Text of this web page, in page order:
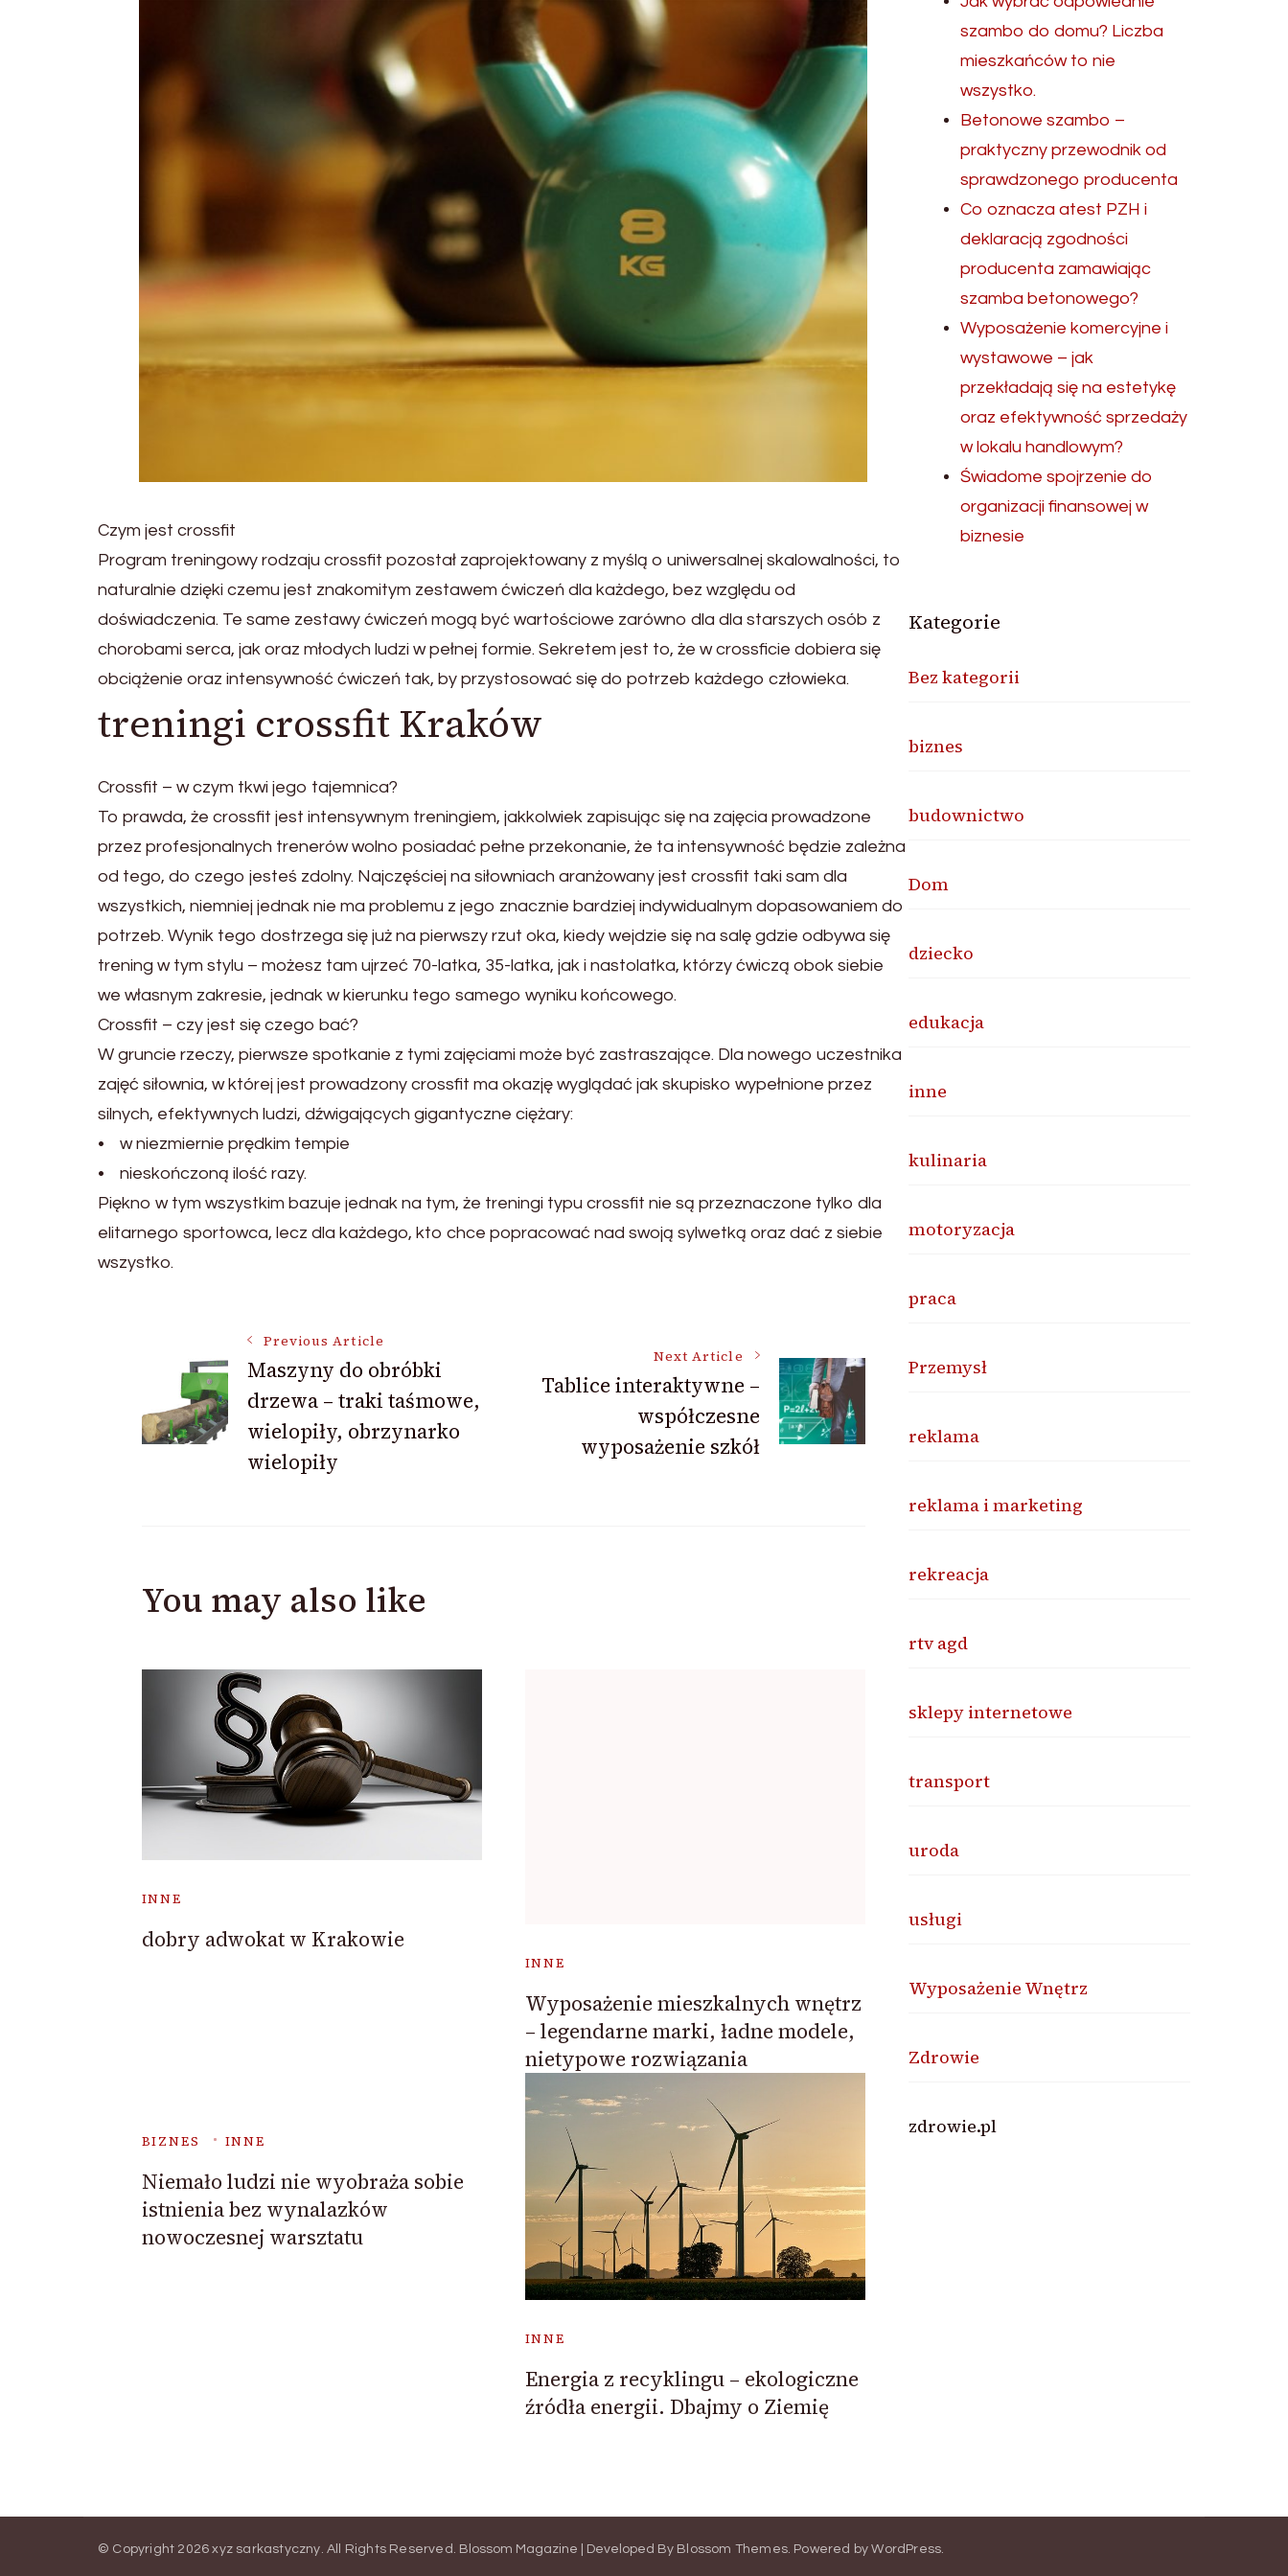
Czym jest crossfit
Program treningowy rodzaju crossfit pozostał zaprojektowany z myślą o uniwersalnej skalowalności, to
naturalnie dzięki czemu jest znakomitym zestawem ćwiczeń dla każdego, bez względu od
doświadczenia. Te same zestawy ćwiczeń mogą być wartościowe zarówno dla dla starszych osób z
chorobami serca, jak oraz młodych ludzi w pełnej formie. Sekretem jest to, że w crossficie dobiera się
obciążenie oraz intensywność ćwiczeń tak, by przystosować się do potrzeb każdego człowieka.
treningi crossfit Kraków
Crossfit – w czym tkwi jego tajemnica?
To prawda, że crossfit jest intensywnym treningiem, jakkolwiek zapisując się na zajęcia prowadzone
przez profesjonalnych trenerów wolno posiadać pełne przekonanie, że ta intensywność będzie zależna
od tego, do czego jesteś zdolny. Najczęściej na siłowniach aranżowany jest crossfit taki sam dla
wszystkich, niemniej jednak nie ma problemu z jego znacznie bardziej indywidualnym dopasowaniem do
potrzeb. Wynik tego dostrzega się już na pierwszy rzut oka, kiedy wejdzie się na salę gdzie odbywa się
trening w tym stylu – możesz tam ujrzeć 70-latka, 35-latka, jak i nastolatka, którzy ćwiczą obok siebie
we własnym zakresie, jednak w kierunku tego samego wyniku końcowego.
Crossfit – czy jest się czego bać?
W gruncie rzeczy, pierwsze spotkanie z tymi zajęciami może być zastraszające. Dla nowego uczestnika
zajęć siłownia, w której jest prowadzony crossfit ma okazję wyglądać jak skupisko wypełnione przez
silnych, efektywnych ludzi, dźwigających gigantyczne ciężary:
• w niezmiernie prędkim tempie
• nieskończoną ilość razy.
Piękno w tym wszystkim bazuje jednak na tym, że treningi typu crossfit nie są przeznaczone tylko dla
elitarnego sportowca, lecz dla każdego, kto chce popracować nad swoją sylwetką oraz dać z siebie
wszystko.
Post
Navigation
Previous Article
Maszyny do obróbki
drzewa – traki taśmowe,
wielopiły, obrzynarko
wielopiły
Next Article
Tablice interaktywne –
współczesne
wyposażenie szkół
You may also like
INNE
dobry adwokat w Krakowie
INNE
Wyposażenie mieszkalnych wnętrz
– legendarne marki, ładne modele,
nietypowe rozwiązania
BIZNES INNE
Niemało ludzi nie wyobraża sobie
istnienia bez wynalazków
nowoczesnej warsztatu
INNE
Energia z recyklingu – ekologiczne
źródła energii. Dbajmy o Ziemię
szambo do domu? Liczba
mieszkańców to nie
wszystko.
Betonowe szambo –
praktyczny przewodnik od
sprawdzonego producenta
Co oznacza atest PZH i
deklaracją zgodności
producenta zamawiając
szamba betonowego?
Wyposażenie komercyjne i
wystawowe – jak
przekładają się na estetykę
oraz efektywność sprzedaży
w lokalu handlowym?
Świadome spojrzenie do
organizacji finansowej w
biznesie
Kategorie
Bez kategorii
biznes
budownictwo
Dom
dziecko
edukacja
inne
kulinaria
motoryzacja
praca
Przemysł
reklama
reklama i marketing
rekreacja
rtv agd
sklepy internetowe
transport
uroda
usługi
Wyposażenie Wnętrz
Zdrowie
zdrowie.pl
© Copyright 2026xyz sarkastyczny. All Rights Reserved. Blossom Magazine | Developed By Blossom Themes. Powered byWordPress.